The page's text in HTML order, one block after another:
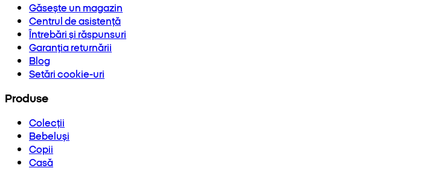
Găsește un magazin
Centrul de asistență
Întrebări și răspunsuri
Garanția returnării
Blog
Setări cookie-uri
Produse
Colecții
Bebeluși
Copii
Casă